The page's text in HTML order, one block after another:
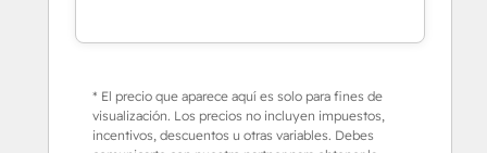
* El precio que aparece aquí es solo para fines de
visualización. Los precios no incluyen impuestos,
incentivos, descuentos u otras variables. Debes